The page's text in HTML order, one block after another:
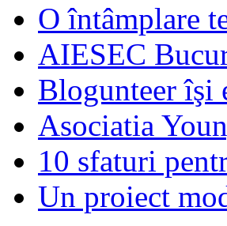
O întâmplare
AIESEC
Blogunteer îşi
Asociatia
10 sfaturi
Un proiect